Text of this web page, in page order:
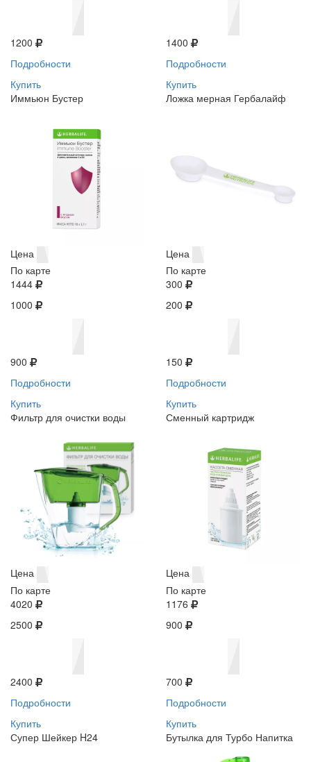
1200
Подробности
Купить
1400
Подробности
Купить
Иммьюн Бустер
Цена
По карте
1444
1000
900
Подробности
Купить
Ложка мерная Гербалайф
Цена
По карте
300
200
150
Подробности
Купить
Фильтр для очистки воды
Цена
По карте
4020
2500
2400
Подробности
Купить
Сменный картридж
Цена
По карте
1176
900
700
Подробности
Купить
Супер Шейкер H24
Бутылка для Турбо Напитка